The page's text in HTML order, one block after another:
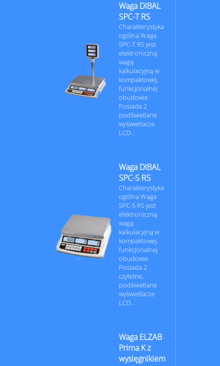
Waga DIBAL
SPC-T RS
Charakterystyka
ogólna Waga
SPC-T RS jest
elektroniczną
wagą
kalkulacyjną w
kompaktowej,
funkcjonalnej
obudowie.
Posiada 2
podświetlane
wyświetlacze
LCD..
Waga DIBAL
SPC-S RS
Charakterystyka
ogólna Waga
SPC-S RS jest
elektroniczną
wagą
kalkulacyjną w
kompaktowej,
funkcjonalnej
obudowie.
Posiada 2
czytelne,
podświetlane
wyświetlacze
LCD...
Waga ELZAB
Prima K z
wysięgnikiem